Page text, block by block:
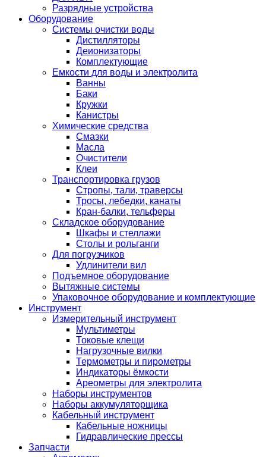
Разрядные устройства
Оборудование
Системы очистки воды
Дистилляторы
Деионизаторы
Комплектующие
Емкости для воды и электролита
Ванны
Баки
Кружки
Канистры
Химические средства
Смазки
Масла
Очистители
Клеи
Транспортировка грузов
Стропы, тали, траверсы
Тросы, лебедки, канаты
Кран-балки, тельферы
Складское оборудование
Шкафы и стеллажи
Столы и рольганги
Для погрузчиков
Удлинители вил
Подъемное оборудование
Вытяжные системы
Упаковочное оборудование и комплектующие
Инструмент
Измерительный инструмент
Мультиметры
Токовые клещи
Нагрузочные вилки
Термометры и пирометры
Индикаторы ёмкости
Ареометры для электролита
Наборы инструментов
Наборы аккумуляторщика
Кабельный инструмент
Кабельные ножницы
Гидравлические прессы
Запчасти